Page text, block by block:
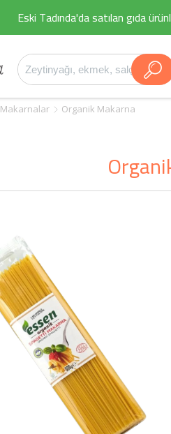
Eski Tadında'da satılan gıda
Makarnalar Organik Makarna